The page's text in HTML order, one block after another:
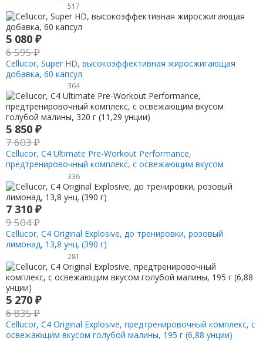
517
5 080 ₽
6 595₽
Cellucor, Super HD, высокоэффективная жиросжигающая
добавка, 60 капсул
364
5 850 ₽
7 603₽
Cellucor, C4 Ultimate Pre-Workout Performance,
предтренировочный комплекс, с освежающим вкусом
голубой малины, 320 г (11,29 унции)
336
7 310 ₽
9 504₽
Cellucor, C4 Original Explosive, до тренировки, розовый
лимонад, 13,8 унц. (390 г)
281
5 270 ₽
6 835₽
Cellucor, C4 Original Explosive, предтренировочный комплекс, с
освежающим вкусом голубой малины, 195 г (6,88 унции)